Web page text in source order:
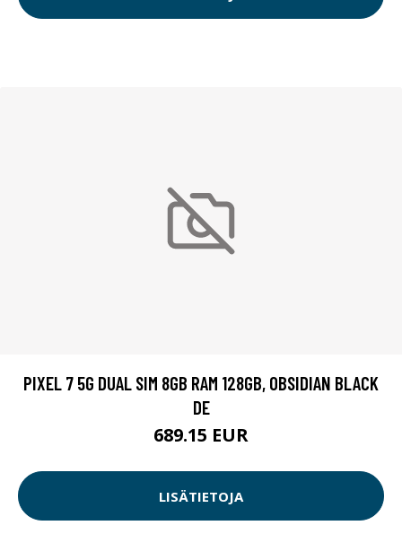
PIXEL 7 5G DUAL SIM 8GB RAM 128GB, OBSIDIAN BLACK
DE
689.15 EUR
LISÄTIETOJA